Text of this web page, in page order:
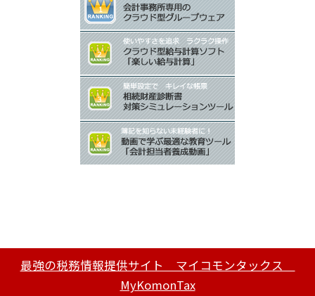
最強の税務情報提供サイト マイコモンタックス
MyKomonTax